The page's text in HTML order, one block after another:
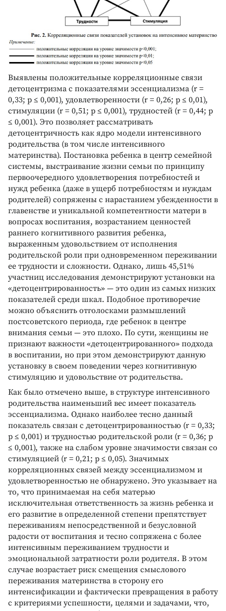
Выявлены положительные корреляционные связи
детоцентризма с показателями эссенциализма (r =
0,33; p ≤ 0,001), удовлетворенности (r = 0,26; p ≤ 0,01),
стимуляции (r = 0,51; p ≤ 0,001), трудностей (r = 0,44; p
≤ 0,001). Это позволяет рассматривать
детоцентричность как ядро модели интенсивного
родительства (в том числе интенсивного
материнства). Постановка ребенка в центр семейной
системы, выстраивание жизни семьи по принципу
первоочередного удовлетворения потребностей и
нужд ребенка (даже в ущерб потребностям и нуждам
родителей) сопряжены с нарастанием убежденности в
главенстве и уникальной компетентности матери в
вопросах воспитания, возрастанием ценностей
раннего когнитивного развития ребенка,
выраженным удовольствием от исполнения
родительской роли при одновременном переживании
ее трудности и сложности. Однако, лишь 45,51%
участниц исследования демонстрируют установки на
«детоцентрированность» — это один из самых низких
показателей среди шкал. Подобное противоречие
можно объяснить отголосками размышлений
постсоветского периода, где ребенок в центре
внимания семьи — это плохо. По сути, женщины не
признают важности «детоцентрированного» подхода
в воспитании, но при этом демонстрируют данную
установку в своем поведении через когнитивную
стимуляцию и удовольствие от родительства.
Как было отмечено выше, в структуре интенсивного
родительства наименьший вес имеет показатель
эссенциализма. Однако наиболее тесно данный
показатель связан с детоцентрированностью (r = 0,33;
p ≤ 0,001) и трудностью родительской роли (r = 0,36; p
≤ 0,001), также на слабом уровне значимости связан со
стимуляцией (r = 0,21; p ≤ 0,05). Значимых
корреляционных связей между эссенциализмом и
удовлетворенностью не обнаружено. Это указывает на
то, что принимаемая на себя матерью
исключительная ответственность за жизнь ребенка и
его развитие в определенной степени препятствует
переживаниям непосредственной и безусловной
радости от воспитания и тесно сопряжена с более
интенсивным переживанием трудности и
эмоциональной затратности роли родителя. В этом
случае возрастает риск смещения смыслового
переживания материнства в сторону его
интенсификации и фактически превращения в работу
с критериями успешности, целями и задачами, что,